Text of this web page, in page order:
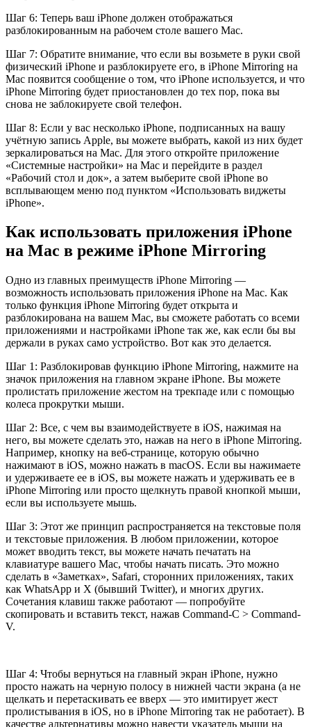
Шаг 6: Теперь ваш iPhone должен отображаться
разблокированным на рабочем столе вашего Mac.
Шаг 7: Обратите внимание, что если вы возьмете в руки свой
физический iPhone и разблокируете его, в iPhone Mirroring на
Mac появится сообщение о том, что iPhone используется, и что
iPhone Mirroring будет приостановлен до тех пор, пока вы
снова не заблокируете свой телефон.
Шаг 8: Если у вас несколько iPhone, подписанных на вашу
учётную запись Apple, вы можете выбрать, какой из них будет
зеркалироваться на Mac. Для этого откройте приложение
«Системные настройки» на Mac и перейдите в раздел
«Рабочий стол и док», а затем выберите свой iPhone во
всплывающем меню под пунктом «Использовать виджеты
iPhone».
Как использовать приложения iPhone
на Mac в режиме iPhone Mirroring
Одно из главных преимуществ iPhone Mirroring —
возможность использовать приложения iPhone на Mac. Как
только функция iPhone Mirroring будет открыта и
разблокирована на вашем Mac, вы сможете работать со всеми
приложениями и настройками iPhone так же, как если бы вы
держали в руках само устройство. Вот как это делается.
Шаг 1: Разблокировав функцию iPhone Mirroring, нажмите на
значок приложения на главном экране iPhone. Вы можете
пролистать приложение жестом на трекпаде или с помощью
колеса прокрутки мыши.
Шаг 2: Все, с чем вы взаимодействуете в iOS, нажимая на
него, вы можете сделать это, нажав на него в iPhone Mirroring.
Например, кнопку на веб-странице, которую обычно
нажимают в iOS, можно нажать в macOS. Если вы нажимаете
и удерживаете ее в iOS, вы можете нажать и удерживать ее в
iPhone Mirroring или просто щелкнуть правой кнопкой мыши,
если вы используете мышь.
Шаг 3: Этот же принцип распространяется на текстовые поля
и текстовые приложения. В любом приложении, которое
может вводить текст, вы можете начать печатать на
клавиатуре вашего Mac, чтобы начать писать. Это можно
сделать в «Заметках», Safari, сторонних приложениях, таких
как WhatsApp и X (бывший Twitter), и многих других.
Сочетания клавиш также работают — попробуйте
скопировать и вставить текст, нажав Command-C > Command-
V.
Шаг 4: Чтобы вернуться на главный экран iPhone, нужно
просто нажать на черную полосу в нижней части экрана (а не
щелкать и перетаскивать ее вверх — это имитирует жест
пролистывания в iOS, но в iPhone Mirroring так не работает). В
качестве альтернативы можно навести указатель мыши на